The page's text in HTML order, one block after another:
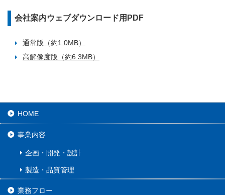
会社案内ウェブダウンロード用PDF
通常版（約1.0MB）
高解像度版（約6.3MB）
HOME
事業内容
企画・開発・設計
製造・品質管理
業務フロー